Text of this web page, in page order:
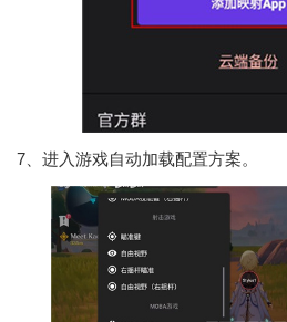
7、进入游戏自动加载配置方案。